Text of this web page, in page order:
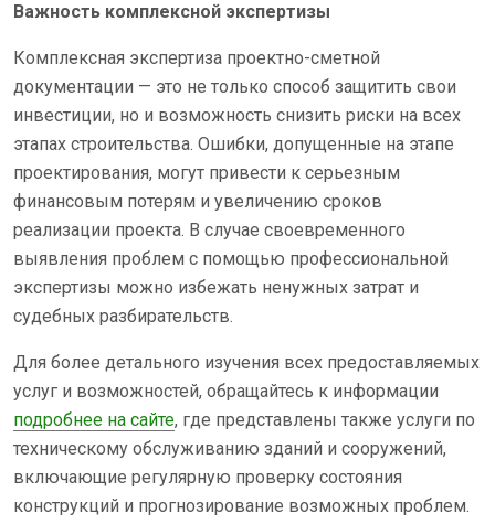
Важность комплексной экспертизы
Комплексная экспертиза проектно-сметной
документации — это не только способ защитить свои
инвестиции, но и возможность снизить риски на всех
этапах строительства. Ошибки, допущенные на этапе
проектирования, могут привести к серьезным
финансовым потерям и увеличению сроков
реализации проекта. В случае своевременного
выявления проблем с помощью профессиональной
экспертизы можно избежать ненужных затрат и
судебных разбирательств.
Для более детального изучения всех предоставляемых
услуг и возможностей, обращайтесь к информации
подробнее на сайте, где представлены также услуги по
техническому обслуживанию зданий и сооружений,
включающие регулярную проверку состояния
конструкций и прогнозирование возможных проблем.